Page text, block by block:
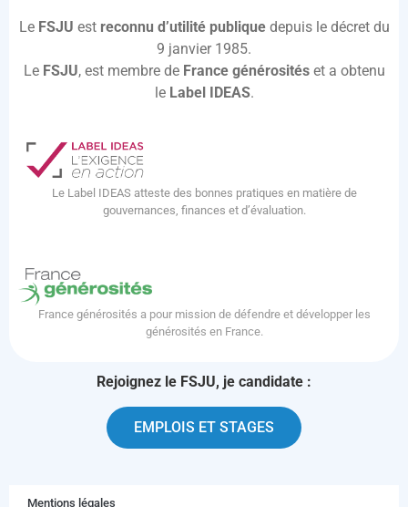
Le FSJU est reconnu d’utilité publique depuis le décret du
9 janvier 1985.
Le FSJU, est membre de France générositéset a obtenu
le Label IDEAS.
Le Label IDEAS atteste des bonnes pratiques en matière de
gouvernances, finances et d’évaluation.
France générosités a pour mission de défendre et développer les
générosités en France.
Rejoignez le FSJU, je candidate :
EMPLOIS ET STAGES
Mentions légales